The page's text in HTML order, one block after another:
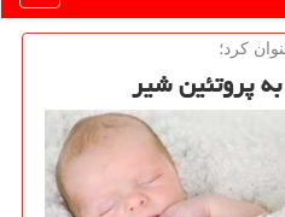
كرد؛
پروتئین شیر